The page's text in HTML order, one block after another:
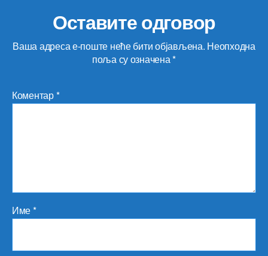
Оставите одговор
Ваша адреса е-поште неће бити објављена. Неопходна
поља су означена*
Коментар*
Име*